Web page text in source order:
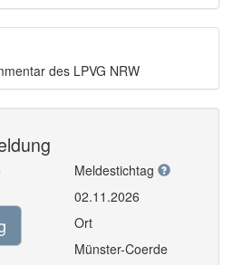
des LPVG NRW
Meldestichtag
02.11.2026
Ort
Münster-Coerde